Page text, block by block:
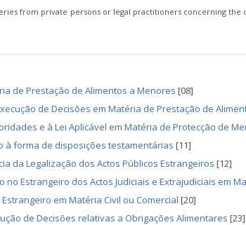
from private persons or legal practitioners concerning the
de Prestação de Alimentos a Menores [08]
de Decisões em Matéria de Prestação de
e à Lei Aplicável em Matéria de Protecção de
à forma de disposições testamentárias [11]
da Legalização dos Actos Públicos Estrangeiros [12]
Estrangeiro dos Actos Judiciais e Extrajudiciais em
em Matéria Civil ou Comercial [20]
de Decisões relativas a Obrigações Alimentares [23]